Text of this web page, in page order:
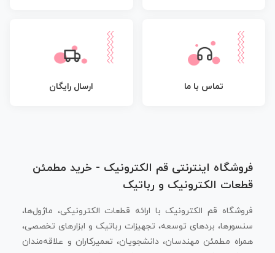
تماس با ما ارسال رایگان
فروشگاه اینترنتی قم الکترونیک - خرید مطمئن
قطعات الکترونیک و رباتیک
فروشگاه قم الکترونیک با ارائه قطعات الکترونیکی، ماژول‌ها،
سنسورها، بردهای توسعه، تجهیزات رباتیک و ابزارهای تخصصی،
همراه مطمئن مهندسان، دانشجویان، تعمیرکاران و علاقه‌مندان